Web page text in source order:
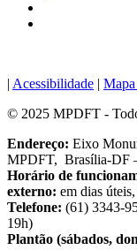
| Acessibilidade |
© 2025 MPDFT -
Endereço: Eixo
MPDFT, Brasília-DF
Horário de
externo: em dias
Telefone: (61) 3343-
19h)
Plantão (sábados,